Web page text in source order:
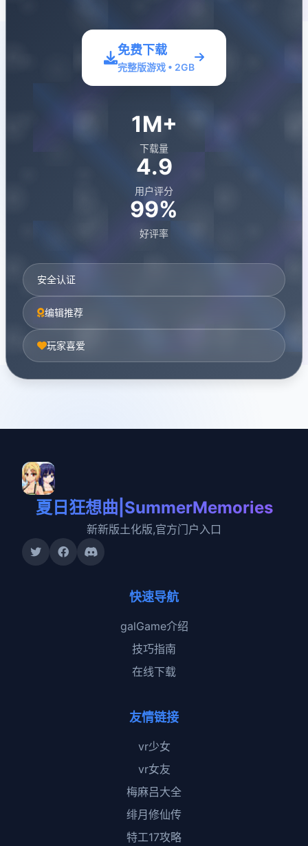
免费下载
完整版游戏 • 2GB
1M+
下载量
4.9
用户评分
99%
好评率
安全认证
编辑推荐
玩家喜爱
夏日狂想曲|SummerMemories
新新版土化版,官方门户入口
快速导航
galGame介绍
技巧指南
在线下载
友情链接
vr少女
vr女友
梅麻吕大全
绯月修仙传
特工17攻略